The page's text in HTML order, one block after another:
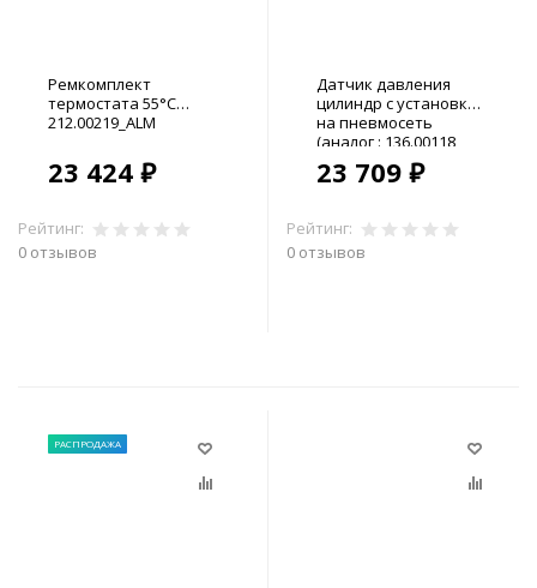
Ремкомплект
термостата 55°C
212.00219_ALM
23 424 ₽
Рейтинг:
0 отзывов
Датчик давления
цилиндр с установкой
на пневмосеть
(аналог : 136.00118
ALU)
23 709 ₽
Рейтинг:
0 отзывов
РАСПРОДАЖА